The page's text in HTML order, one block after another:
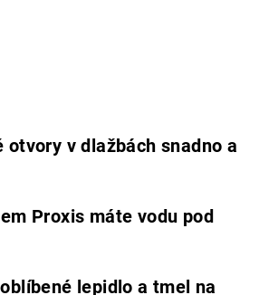
v dlažbách snadno a
Proxis máte vodu pod
lepidlo a tmel na